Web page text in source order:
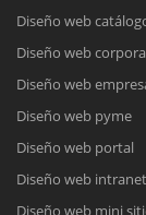
Diseño web
Diseño web
Diseño web
Diseño web pyme
Diseño web portal
Diseño web intranet
Diseño web mini